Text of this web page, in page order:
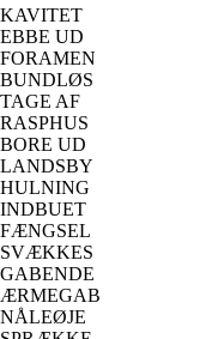
KAVITET
EBBE UD
FORAMEN
BUNDLØS
TAGE AF
RASPHUS
BORE UD
LANDSBY
HULNING
INDBUET
FÆNGSEL
SVÆKKES
GABENDE
ÆRMEGAB
NÅLEØJE